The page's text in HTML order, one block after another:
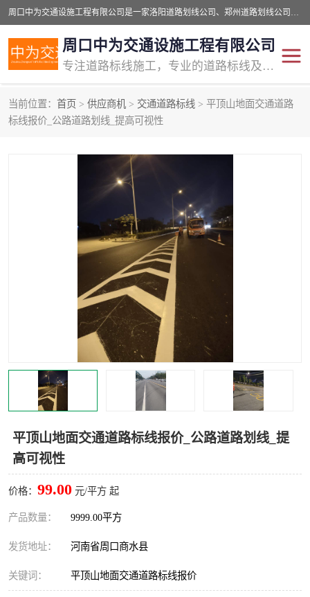
周口中为交通设施工程有限公司是一家洛阳道路划线公司、郑州道路划线公司、平顶山道路车位划线公司、开封车位划线公司、许昌道路车位划线公司、漯河道路车位划线公司，公司始终坚持“诚信、匠心、专注”的宗旨；我们的经营理念是：的服务。
周口中为交通设施工程有限公司
专注道路标线施工，专业的道路标线及交通设施施工服务商!
当前位置： 首页 > 供应商机 > 交通道路标线 > 平顶山地面交通道路
标线报价_公路道路划线_提高可视性
平顶山地面交通道路标线报价_公路道路划线_提
高可视性
价格： 99.00 元/平方 起
产品数量： 9999.00平方
发货地址： 河南省周口商水县
关键词： 平顶山地面交通道路标线报价
交通道路标线
道路标线划线 马路标线
道路划线